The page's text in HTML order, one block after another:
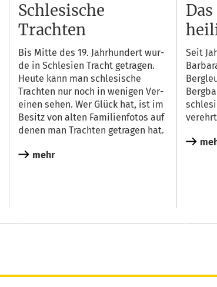
Schlesische
Trachten
Bis Mit­te des 19. Jahr­hun­dert wur­
de in Schle­si­en Tracht getra­gen.
Heu­te kann man schle­si­sche
Trach­ten nur noch in weni­gen Ver­
ei­nen sehen. Wer Glück hat, ist im
Besitz von alten Fami­li­en­fo­tos auf
denen man Trach­ten getra­gen hat.
mehr
Seit